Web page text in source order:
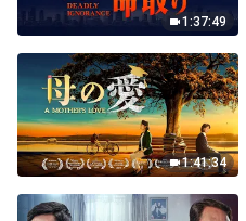
1:37:49
1:41:34